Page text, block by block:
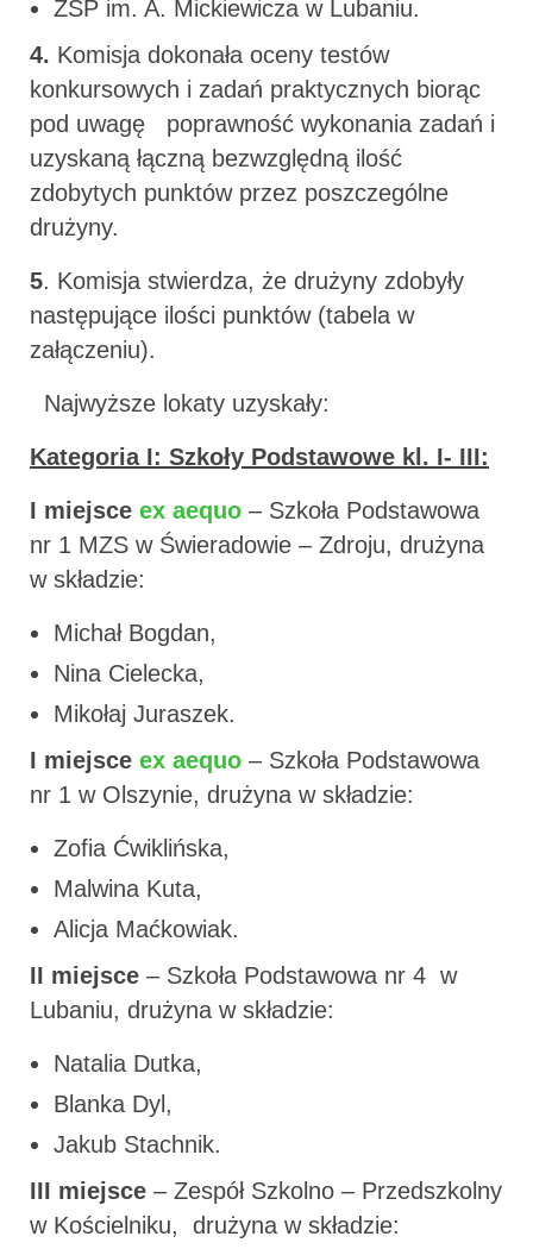
ZSP im. A. Mickiewicza w Lubaniu.
4. Komisja dokonała oceny testów
konkursowych i zadań praktycznych biorąc
pod uwagę poprawność wykonania zadań i
uzyskaną łączną bezwzględną ilość
zdobytych punktów przez poszczególne
drużyny.
5. Komisja stwierdza, że drużyny zdobyły
następujące ilości punktów (tabela w
załączeniu).
Najwyższe lokaty uzyskały:
Kategoria I: Szkoły Podstawowe kl. I- III:
I miejsce ex aequo – Szkoła Podstawowa
nr 1 MZS w Świeradowie – Zdroju, drużyna
w składzie:
Michał Bogdan,
Nina Cielecka,
Mikołaj Juraszek.
I miejsce ex aequo – Szkoła Podstawowa
nr 1 w Olszynie, drużyna w składzie:
Zofia Ćwiklińska,
Malwina Kuta,
Alicja Maćkowiak.
II miejsce – Szkoła Podstawowa nr 4 w
Lubaniu, drużyna w składzie:
Natalia Dutka,
Blanka Dyl,
Jakub Stachnik.
III miejsce – Zespół Szkolno – Przedszkolny
w Kościelniku, drużyna w składzie: